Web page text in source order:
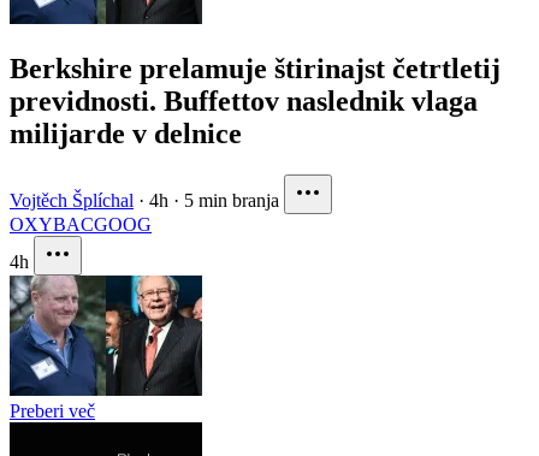
Berkshire prelamuje štirinajst četrtletij
previdnosti. Buffettov naslednik vlaga
milijarde v delnice
Vojtěch Šplíchal · 4h · 5 min branja
OXYBACGOOG
4h
Preberi več